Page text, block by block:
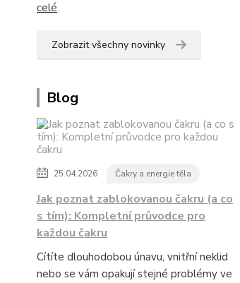
celé
Zobrazit všechny novinky
Blog
25.04.2026 Čakry a energie těla
Jak poznat zablokovanou čakru (a co
s tím): Kompletní průvodce pro
každou čakru
Cítíte dlouhodobou únavu, vnitřní neklid
nebo se vám opakují stejné problémy ve